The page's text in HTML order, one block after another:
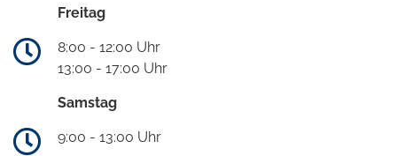
Freitag
8:00 - 12:00 Uhr
13:00 - 17:00 Uhr
Samstag
9:00 - 13:00 Uhr